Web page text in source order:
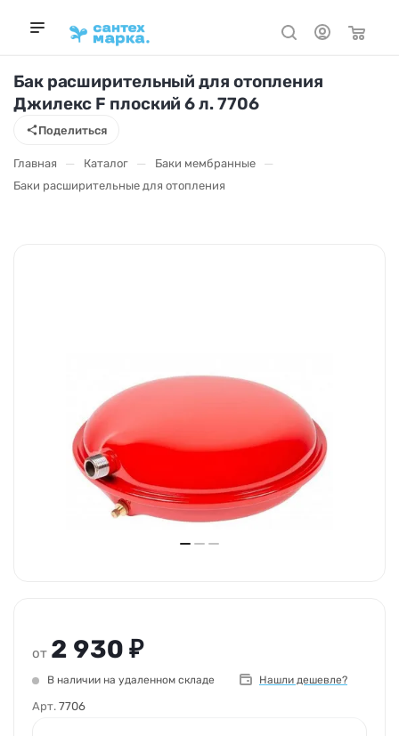
Поделиться
Бак расширительный для отопления
Джилекс F плоский 6 л. 7706
Главная — Каталог — Баки мембранные —
Баки расширительные для отопления
от 2 930 ₽
В наличии на удаленном складе Нашли дешевле?
Арт. 7706